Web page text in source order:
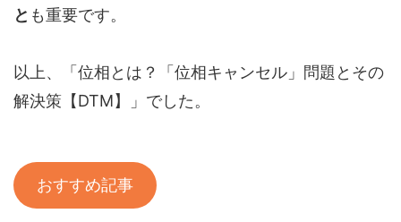
と も重要です。
以上、「位相とは？「位相キャンセル」問題とその
解決策【DTM】」でした。
おすすめ記事